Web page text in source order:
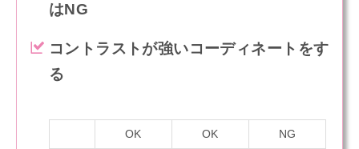
はNG
コントラストが強いコーディネートをす
る
OK OK NG